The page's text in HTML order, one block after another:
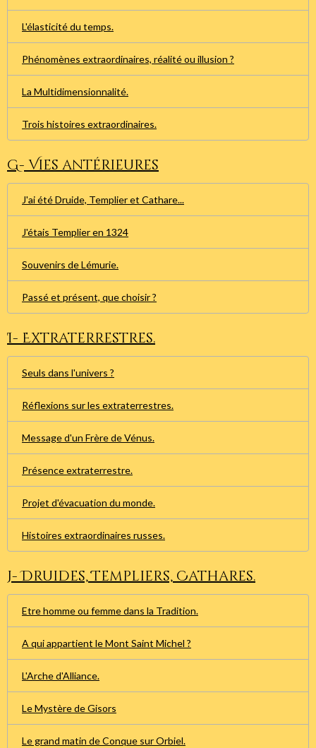
L'élasticité du temps.
Phénomènes extraordinaires, réalité ou illusion ?
La Multidimensionnalité.
Trois histoires extraordinaires.
G- Vies antérieures
J'ai été Druide, Templier et Cathare...
J'étais Templier en 1324
Souvenirs de Lémurie.
Passé et présent, que choisir ?
I- Extraterrestres.
Seuls dans l'univers ?
Réflexions sur les extraterrestres.
Message d'un Frère de Vénus.
Présence extraterrestre.
Projet d'évacuation du monde.
Histoires extraordinaires russes.
J- Druides, Templiers, Cathares.
Etre homme ou femme dans la Tradition.
A qui appartient le Mont Saint Michel ?
L'Arche d'Alliance.
Le Mystère de Gisors
Le grand matin de Conque sur Orbiel.